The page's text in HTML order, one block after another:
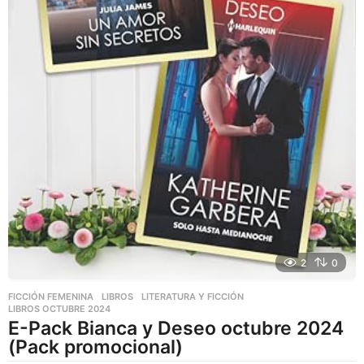
2 0
FICCIÓN FEMENINA ,LIBROS ,LITERATURA Y FICCIÓN
LIBROS OCTUBRE 2024
E-Pack Bianca y Deseo octubre 2024
(Pack promocional)